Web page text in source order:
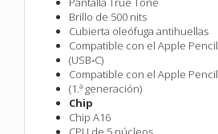
Brillo de 500 nits
Cubierta oleófuga antihuellas
Compatible con el Apple Pencil
(USB‑C)
Compatible con el Apple Pencil
(1.ª generación)
Chip
Chip A16